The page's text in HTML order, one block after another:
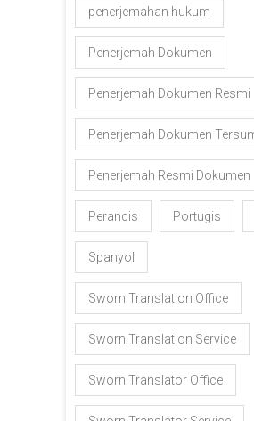
penerjemahan hukum
Penerjemah Dokumen
Penerjemah Dokumen Resmi
Penerjemah Dokumen
Penerjemah Resmi Dokumen
Perancis Portugis
Spanyol
Sworn Translation Office
Sworn Translation Service
Sworn Translator Office